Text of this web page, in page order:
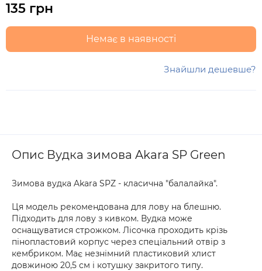
135 грн
Немає в наявності
Знайшли дешевше?
Опис Вудка зимова Akara SP Green
Зимова вудка Akara SPZ - класична "балалайка".
Ця модель рекомендована для лову на блешню.
Підходить для лову з кивком. Вудка може
оснащуватися строжком. Лісочка проходить крізь
пінопластовий корпус через спеціальний отвір з
кембриком. Має незнімний пластиковий хлист
довжиною 20,5 см і котушку закритого типу.